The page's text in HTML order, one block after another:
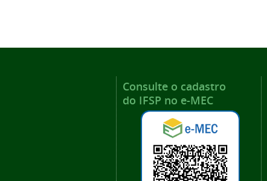
Consulte o cadastro
do IFSP no e-MEC